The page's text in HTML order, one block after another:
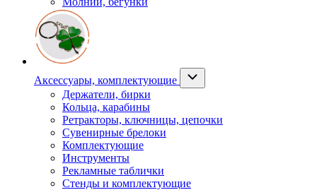
Аксессуары, комплектующие
Держатели, бирки
Кольца, карабины
Ретракторы, ключницы, цепочки
Сувенирные брелоки
Комплектующие
Инструменты
Рекламные таблички
Стенды и комплектующие